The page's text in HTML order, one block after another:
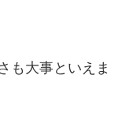
も大事といえま